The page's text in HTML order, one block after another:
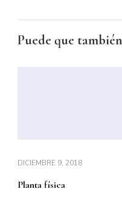
Puede que
DICIEMBRE 9, 2018
Planta física